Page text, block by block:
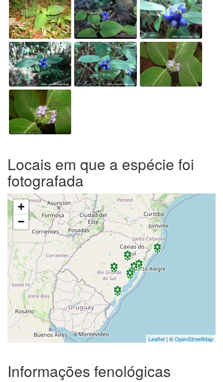
Locais em que a espécie foi
fotografada
+
−
Leaflet | ©OpenStreetMap
Informações fenológicas